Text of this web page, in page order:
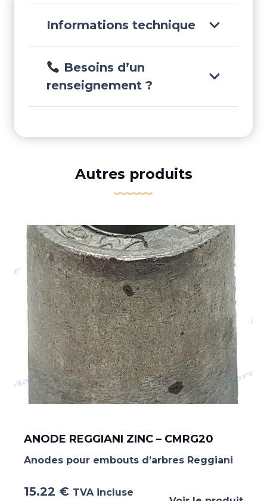
Informations technique
Besoins d’un
renseignement ?
Autres produits
ANODE REGGIANI ZINC – CMRG20
Anodes pour embouts d’arbres Reggiani
15.22 € TVA incluse